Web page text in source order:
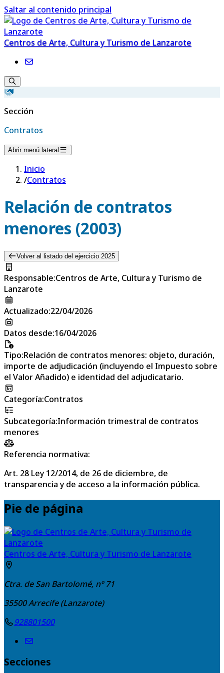
Saltar al contenido principal
Centros de Arte, Cultura y Turismo de Lanzarote
Sección
Contratos
Abrir menú lateral
Inicio
/Contratos
Relación de contratos
menores (2003)
Volver al listado del ejercicio 2025
Responsable:Centros de Arte, Cultura y Turismo de
Lanzarote
Actualizado:22/04/2026
Datos desde:16/04/2026
Tipo:Relación de contratos menores: objeto, duración,
importe de adjudicación (incluyendo el Impuesto sobre
el Valor Añadido) e identidad del adjudicatario.
Categoría:Contratos
Subcategoría:Información trimestral de contratos
menores
Referencia normativa:
Art. 28 Ley 12/2014, de 26 de diciembre, de
transparencia y de acceso a la información pública.
Pie de página
Centros de Arte, Cultura y Turismo de Lanzarote
Ctra. de San Bartolomé, nº 71
35500Arrecife (Lanzarote)
928801500
Secciones